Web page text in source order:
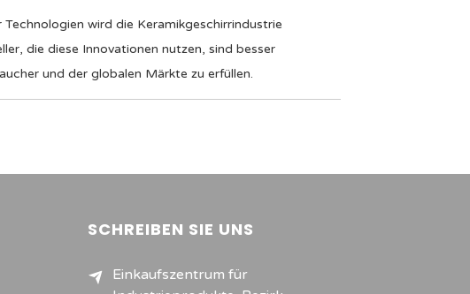
wird die Keramikgeschirrindustrie
die diese Innovationen nutzen, sind besser
und der globalen Märkte zu erfüllen.
SCHREIBEN SIE UNS
Einkaufszentrum für